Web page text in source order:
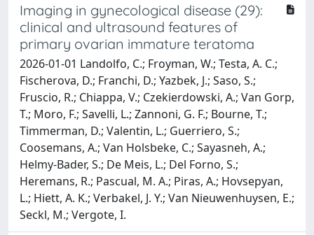
Imaging in gynecological disease (29):
clinical and ultrasound features of
primary ovarian immature teratoma
2026-01-01 Landolfo, C.; Froyman, W.; Testa, A. C.;
Fischerova, D.; Franchi, D.; Yazbek, J.; Saso, S.;
Fruscio, R.; Chiappa, V.; Czekierdowski, A.; Van Gorp,
T.; Moro, F.; Savelli, L.; Zannoni, G. F.; Bourne, T.;
Timmerman, D.; Valentin, L.; Guerriero, S.;
Coosemans, A.; Van Holsbeke, C.; Sayasneh, A.;
Helmy-Bader, S.; De Meis, L.; Del Forno, S.;
Heremans, R.; Pascual, M. A.; Piras, A.; Hovsepyan,
L.; Hiett, A. K.; Verbakel, J. Y.; Van Nieuwenhuysen, E.;
Seckl, M.; Vergote, I.